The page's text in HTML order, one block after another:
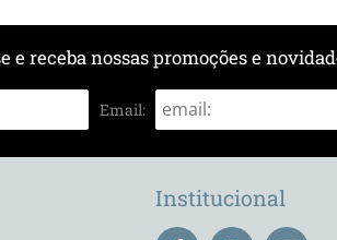
e receba nossas promoções e
Email:
Institucional